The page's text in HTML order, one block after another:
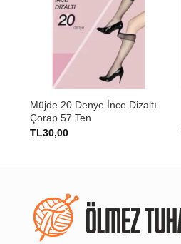
Müjde 20 Denye İnce Dizaltı
Çorap 57 Ten
TL30,00